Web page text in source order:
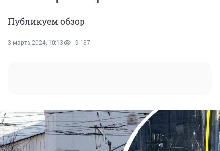
Публикуем обзор
3 марта 2024, 10:13 9 137